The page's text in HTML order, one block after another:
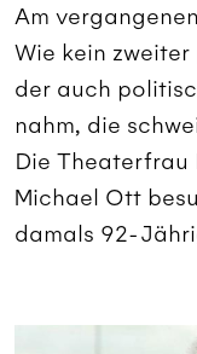
Am
Wie kein
der auch
nahm, die
Die Theaterfrau
Michael Ott
damals 92-